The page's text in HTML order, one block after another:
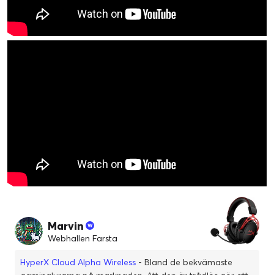
Marvin
Webhallen Farsta
HyperX Cloud Alpha Wireless - Bland de bekvämaste